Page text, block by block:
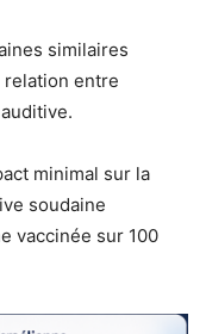
similaires
relation entre
minimal sur la
soudaine
vaccinée sur 100